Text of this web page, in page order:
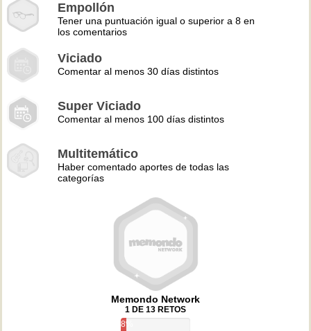
Empollón
Tener una puntuación igual o superior a 8 en
los comentarios
Viciado
Comentar al menos 30 días distintos
Super Viciado
Comentar al menos 100 días distintos
Multitemático
Haber comentado aportes de todas las
categorías
Memondo Network
1 DE 13 RETOS
8%